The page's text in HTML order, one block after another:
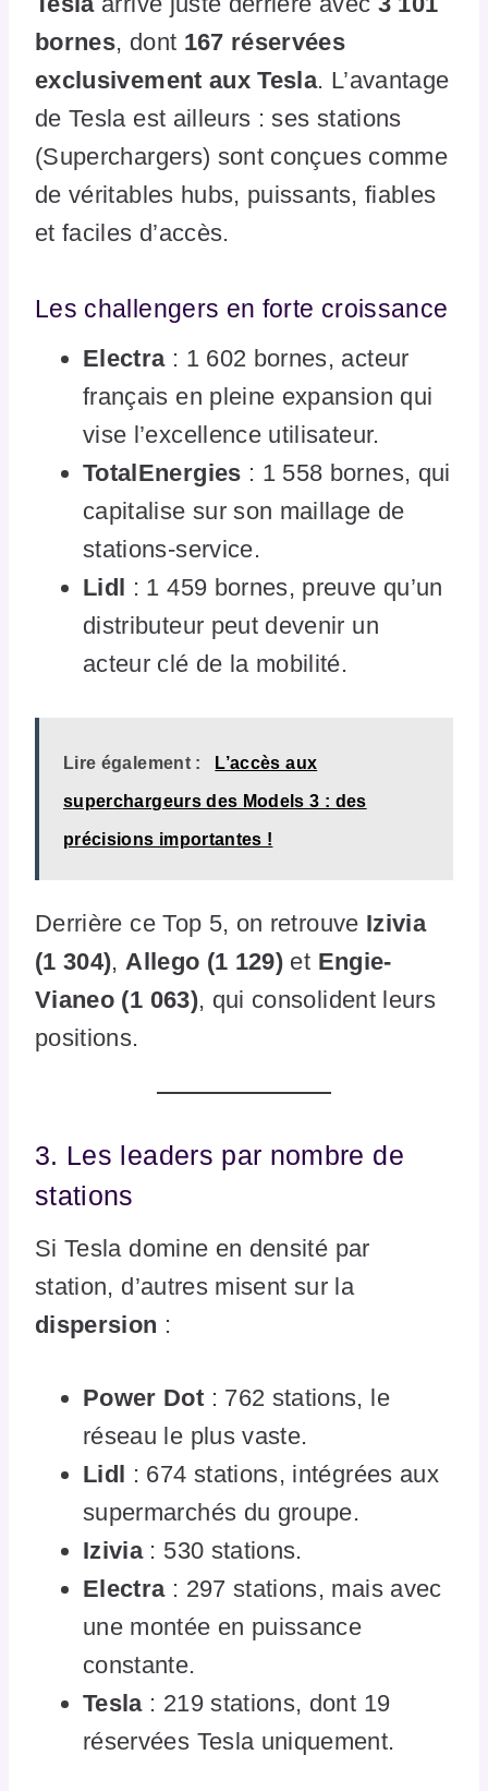
bornes, dont 167 réservées
exclusivement aux Tesla. L’avantage
de Tesla est ailleurs : ses stations
(Superchargers) sont conçues comme
de véritables hubs, puissants, fiables
et faciles d’accès.
Les challengers en forte croissance
Electra: 1 602 bornes, acteur
français en pleine expansion qui
vise l’excellence utilisateur.
TotalEnergies : 1 558 bornes, qui
capitalise sur son maillage de
stations-service.
Lidl
: 1 459 bornes, preuve qu’un
distributeur peut devenir un
acteur clé de la mobilité.
Lire également : L’accès aux
superchargeurs des Models 3 : des
précisions importantes !
Derrière ce Top 5, on retrouve Izivia
(1 304),Allego (1 129) et Engie-
Vianeo (1 063), qui consolident leurs
positions.
3. Les leaders par nombre de
stations
Si Tesla domine en densité par
station, d’autres misent sur la
dispersion :
Power Dot : 762 stations, le
réseau le plus vaste.
Lidl
: 674 stations, intégrées aux
supermarchés du groupe.
Izivia: 530 stations.
Electra: 297 stations, mais avec
une montée en puissance
constante.
Tesla: 219 stations, dont 19
réservées Tesla uniquement.